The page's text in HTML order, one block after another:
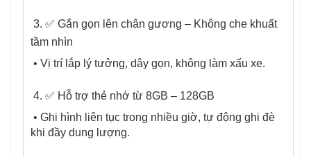
3. ✅ Gắn gọn lên chân gương – Không che khuất
tầm nhìn
• Vị trí lắp lý tưởng, dây gọn, không làm xấu xe.
4. ✅ Hỗ trợ thẻ nhớ từ 8GB – 128GB
• Ghi hình liên tục trong nhiều giờ, tự động ghi đè
khi đầy dung lượng.